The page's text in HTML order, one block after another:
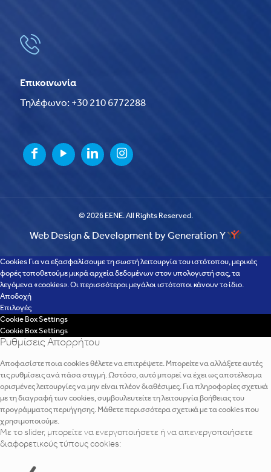
Επικοινωνία
Τηλέφωνο: +30 210 6772288
© 2026 EENE. All Rights Reserved.
Web Design & Development by Generation Y
Cookies Για να εξασφαλίσουμε τη σωστή λειτουργία του ιστότοπου, μερικές
φορές τοποθετούμε μικρά αρχεία δεδομένων στον υπολογιστή σας, τα
λεγόμενα «cookies». Οι περισσότεροι μεγάλοι ιστότοποι κάνουν το ίδιο.
Αποδοχή
Επιλογές
Cookie Box Settings
Cookie Box Settings
Ρυθμίσεις Απορρήτου
Αποφασίστε ποια cookies θέλετε να επιτρέψετε. Μπορείτε να αλλάξετε αυτές
τις ρυθμίσεις ανά πάσα στιγμή. Ωστόσο, αυτό μπορεί να έχει ως αποτέλεσμα
ορισμένες λειτουργίες να μην είναι πλέον διαθέσιμες. Για πληροφορίες σχετικά
με τη διαγραφή των cookies, συμβουλευτείτε τη λειτουργία βοήθειας του
προγράμματος περιήγησης. Μάθετε περισσότερα σχετικά με τα cookies που
χρησιμοποιούμε.
Με το slider, μπορείτε να ενεργοποιήσετε ή να απενεργοποιήσετε
διαφορετικούς τύπους cookies: